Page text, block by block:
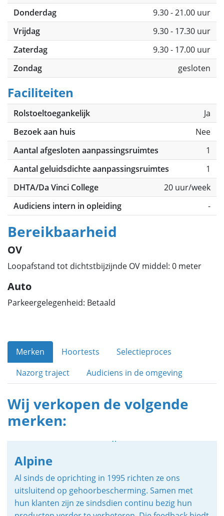
Donderdag
9.30 - 21.00 uur
Vrijdag
9.30 - 17.30 uur
Zaterdag
9.30 - 17.00 uur
Zondag
gesloten
Faciliteiten
Rolstoeltoegankelijk
Ja
Bezoek aan huis
Nee
Aantal afgesloten aanpassingsruimtes
1
Aantal geluidsdichte aanpassingsruimtes
1
DHTA/Da Vinci College
20 uur/week
Audiciens intern in opleiding
-
Bereikbaarheid
OV
Loopafstand tot dichtstbijzijnde OV middel: 0 meter
Auto
Parkeergelegenheid: Betaald
Merken Hoortests
Selectieproces
Nazorg traject
Audiciens in de omgeving
Wij verkopen de volgende
merken:
Alpine
Al sinds de oprichting in 1995 richten ze ons
uitsluitend op gehoorbescherming. Samen met
hun klanten zijn ze sindsdien continu bezig hun